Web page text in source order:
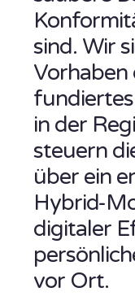
sind. Wir
Vorhaben
in der
steuern
über ein
Hybrid-
digitaler
vor Ort.